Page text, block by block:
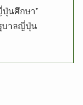
นศึกษา”
บาลญี่ปุ่น